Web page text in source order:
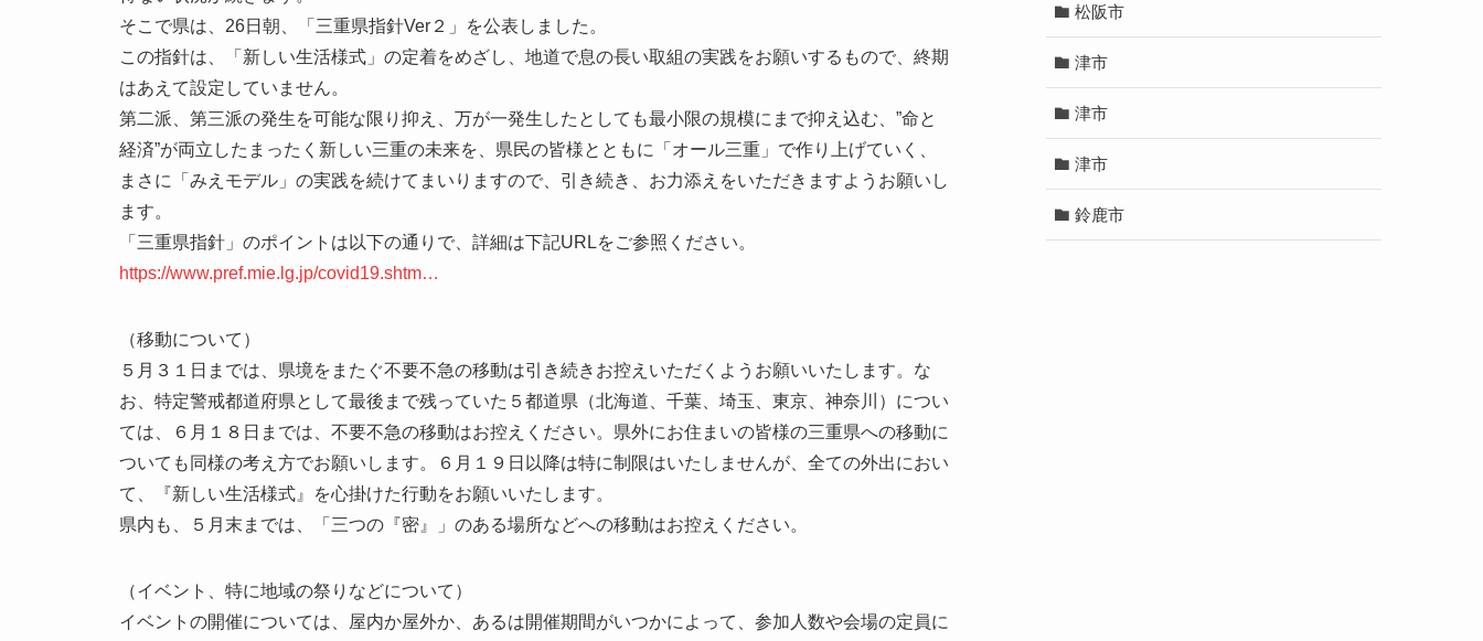
そこで県は、26日朝、「三重県指針Ver２」を公表しました。
この指針は、「新しい生活様式」の定着をめざし、地道で息の長い取組の実践をお願いするもので、終期
はあえて設定していません。
第二派、第三派の発生を可能な限り抑え、万が一発生したとしても最小限の規模にまで抑え込む、”命と
経済”が両立したまったく新しい三重の未来を、県民の皆様とともに「オール三重」で作り上げていく、
まさに「みえモデル」の実践を続けてまいりますので、引き続き、お力添えをいただきますようお願いし
ます。
「三重県指針」のポイントは以下の通りで、詳細は下記URLをご参照ください。
https://www.pref.mie.lg.jp/covid19.shtm…
（移動について）
５月３１日までは、県境をまたぐ不要不急の移動は引き続きお控えいただくようお願いいたします。な
お、特定警戒都道府県として最後まで残っていた５都道県（北海道、千葉、埼玉、東京、神奈川）につい
ては、６月１８日までは、不要不急の移動はお控えください。県外にお住まいの皆様の三重県への移動に
ついても同様の考え方でお願いします。６月１９日以降は特に制限はいたしませんが、全ての外出におい
て、『新しい生活様式』を心掛けた行動をお願いいたします。
県内も、５月末までは、「三つの『密』」のある場所などへの移動はお控えください。
（イベント、特に地域の祭りなどについて）
イベントの開催については、屋内か屋外か、あるは開催期間がいつかによって、参加人数や会場の定員に
松阪市
津市
津市
津市
鈴鹿市